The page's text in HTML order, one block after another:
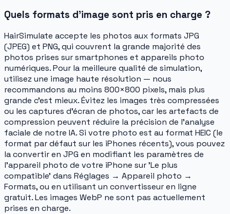
Quels formats d'image sont pris en charge ?
HairSimulate accepte les photos aux formats JPG
(JPEG) et PNG, qui couvrent la grande majorité des
photos prises sur smartphones et appareils photo
numériques. Pour la meilleure qualité de simulation,
utilisez une image haute résolution — nous
recommandons au moins 800×800 pixels, mais plus
grande c'est mieux. Évitez les images très compressées
ou les captures d'écran de photos, car les artefacts de
compression peuvent réduire la précision de l'analyse
faciale de notre IA. Si votre photo est au format HEIC (le
format par défaut sur les iPhones récents), vous pouvez
la convertir en JPG en modifiant les paramètres de
l'appareil photo de votre iPhone sur 'Le plus
compatible' dans Réglages → Appareil photo →
Formats, ou en utilisant un convertisseur en ligne
gratuit. Les images WebP ne sont pas actuellement
prises en charge.